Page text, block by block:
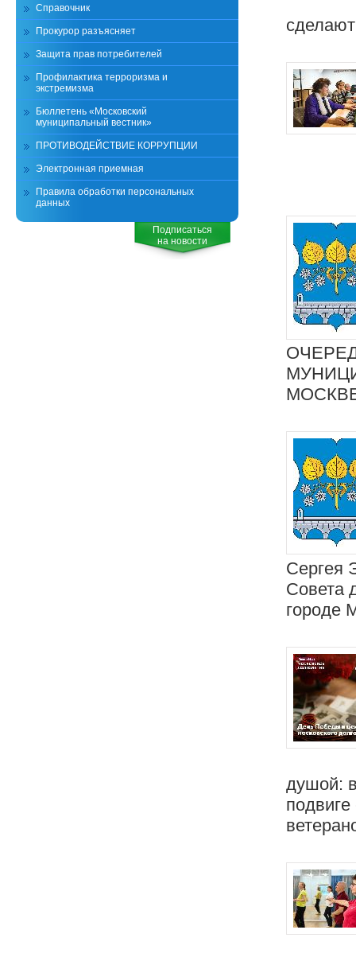
Сергея
Совета
городе
душой:
Справочник
Прокурор разъясняет
Защита прав потребителей
Профилактика терроризма и
экстремизма
Бюллетень «Московский
муниципальный вестник»
ПРОТИВОДЕЙСТВИЕ КОРРУПЦИИ
Электронная приемная
Правила обработки персональных
данных
Подписаться
на новости